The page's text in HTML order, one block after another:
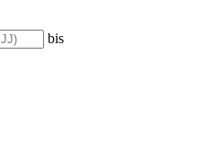
bis